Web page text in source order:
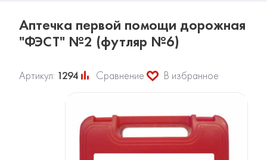
Аптечка первой помощи дорожная
"ФЭСТ" №2 (футляр №6)
Артикул: 1294 Сравнение В избранное